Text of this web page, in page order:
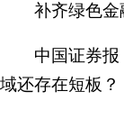
补齐绿色金
中国证券报：
域还存在短板？